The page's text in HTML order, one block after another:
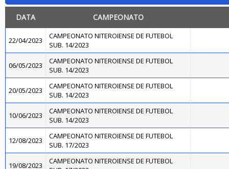
DATA CAMPEONATO
22/04/2023
CAMPEONATO NITEROIENSE DE FUTEBOL
SUB. 14/2023
06/05/2023
CAMPEONATO NITEROIENSE DE FUTEBOL
SUB. 14/2023
20/05/2023
CAMPEONATO NITEROIENSE DE FUTEBOL
SUB. 14/2023
10/06/2023
CAMPEONATO NITEROIENSE DE FUTEBOL
SUB. 14/2023
12/08/2023
CAMPEONATO NITEROIENSE DE FUTEBOL
SUB. 17/2023
19/08/2023
CAMPEONATO NITEROIENSE DE FUTEBOL